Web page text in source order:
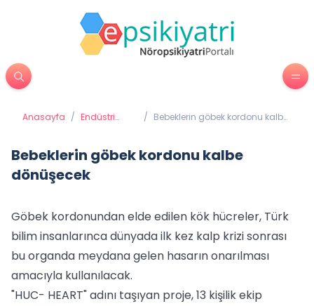
Anasayfa / Endüstri
/ Bebeklerin göbek kordonu kalbe
Bebeklerin göbek kordonu kalbe
dönüşecek
Göbek kordonundan elde edilen kök hücreler, Türk
bilim insanlarınca dünyada ilk kez kalp krizi sonrası
bu organda meydana gelen hasarın onarılması
amacıyla kullanılacak.
"HUC- HEART" adını taşıyan proje, 13 kişilik ekip